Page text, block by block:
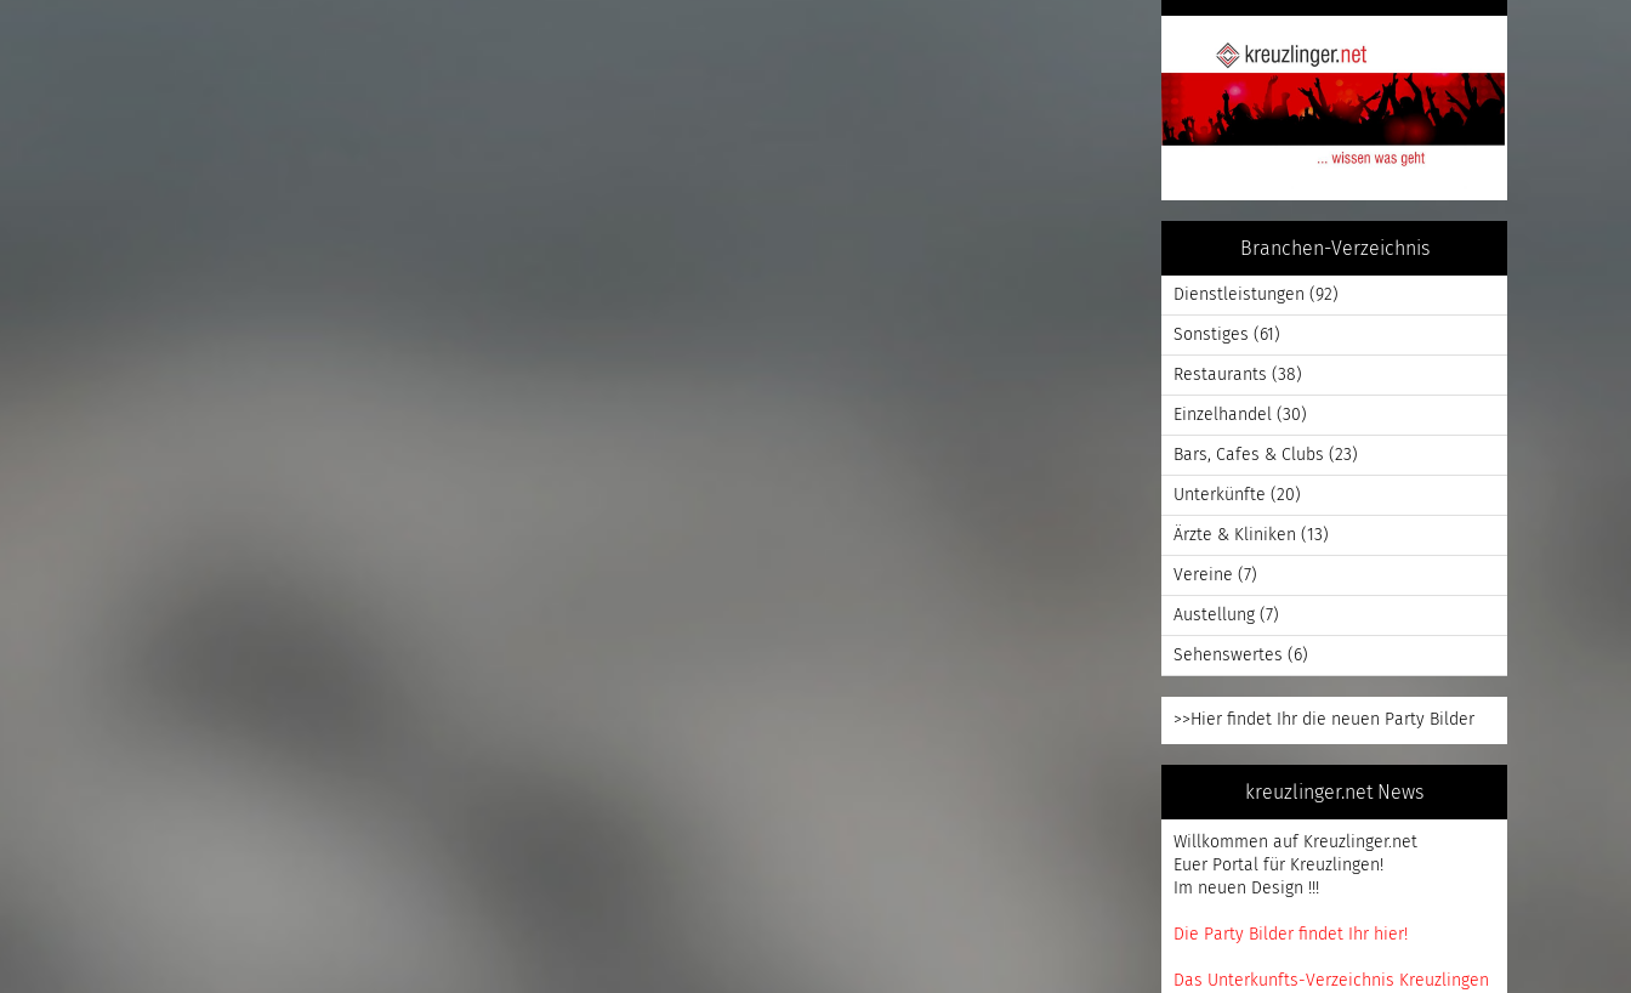
Branchen-Verzeichnis
Dienstleistungen (92)
Sonstiges (61)
Restaurants (38)
Einzelhandel (30)
Bars, Cafes & Clubs (23)
Unterkünfte (20)
Ärzte & Kliniken (13)
Vereine (7)
Austellung (7)
Sehenswertes (6)
>>Hier findet Ihr die neuen Party Bilder
kreuzlinger.net News
Willkommen auf Kreuzlinger.net
Euer Portal für Kreuzlingen!
Im neuen Design !!!
Die Party Bilder findet Ihr hier!
Das Unterkunfts-Verzeichnis Kreuzlingen